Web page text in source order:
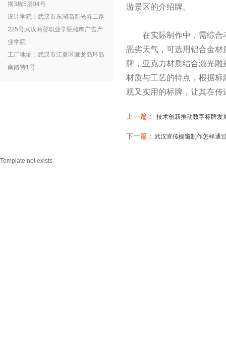
游景区的介绍牌。
在实际制作中，需综合考
恶劣天气，可选用铝合金
牌，亚克力材质结合激光
材质与工艺的特点，根据
观又实用的标牌，让其在
上一篇： 技术创新推动数字标牌发
下一篇： 武汉宣传橱窗制作怎样通
期3栋5层04号
设计学院：武汉市东湖高新光谷二路
225号武汉商贸职业学院雄鹰广告产
业学院
工厂地址：武汉市江夏区藏龙岛环岛
南路特1号
Template not exists